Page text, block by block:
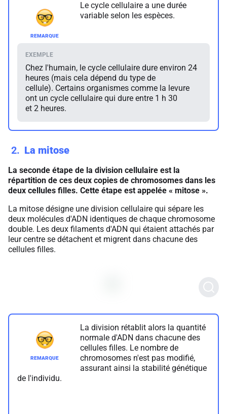
Le cycle cellulaire a une durée
variable selon les espèces.
Chez l'humain, le cycle cellulaire dure environ 24
heures (mais cela dépend du type de
cellule). Certains organismes comme la levure
ont un cycle cellulaire qui dure entre 1 h 30
et 2 heures.
2 La mitose
La seconde étape de la division cellulaire est la
répartition de ces deux copies de chromosomes dans les
deux cellules filles. Cette étape est appelée « mitose ».
La mitose désigne une division cellulaire qui sépare les
deux molécules d'ADN identiques de chaque chromosome
double. Les deux filaments d'ADN qui étaient attachés par
leur centre se détachent et migrent dans chacune des
cellules filles.
La division rétablit alors la quantité
normale d'ADN dans chacune des
cellules filles. Le nombre de
chromosomes n'est pas modifié,
assurant ainsi la stabilité génétique
de l'individu.